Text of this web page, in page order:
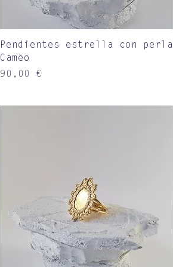
Vista rápida
Pendientes estrella con perla
Cameo
Precio
90,00 €